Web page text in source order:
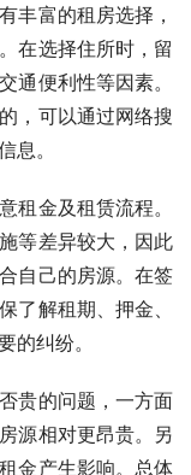
丰富的租房选择，
在选择住所时，留
通便利性等因素。
，可以通过网络搜
息。
租金及租赁流程。
等差异较大，因此
自己的房源。在签
了解租期、押金、
的纠纷。
贵的问题，一方面
源相对更昂贵。另
金产生影响。总体